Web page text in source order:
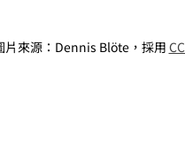
片來源：Dennis Blöte，採用